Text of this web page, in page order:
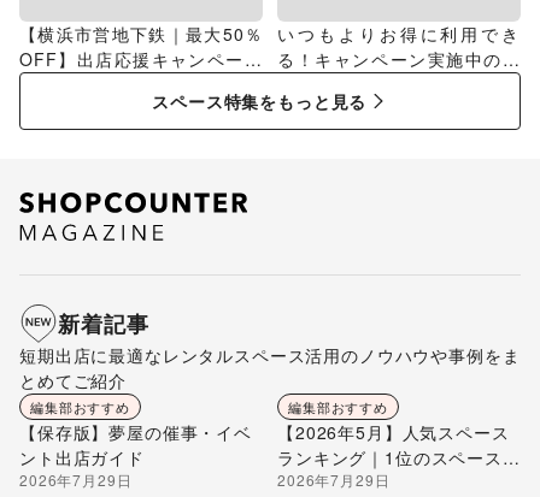
【横浜市営地下鉄｜最大50％
OFF】出店応援キャンペーン
特集
いつもよりお得に利用でき
る！キャンペーン実施中のス
スペース特集をもっと見る
新着記事
短期出店に最適なレンタルスペース活用のノウハウや事例をま
とめてご紹介
編集部おすすめ
【保存版】夢屋の催事・イベ
ント出店ガイド
2026年7月29日
編集部おすすめ
【2026年5月】人気スペース
ランキング｜1位のスペースを
編集部が解説
2026年7月29日